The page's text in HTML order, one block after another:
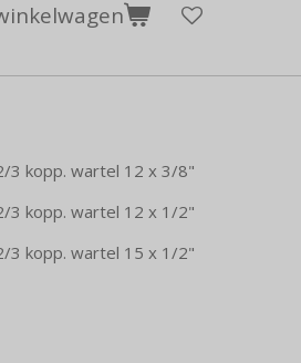
3 kopp. wartel 12 x 3/8"
3 kopp. wartel 12 x 1/2"
3 kopp. wartel 15 x 1/2"